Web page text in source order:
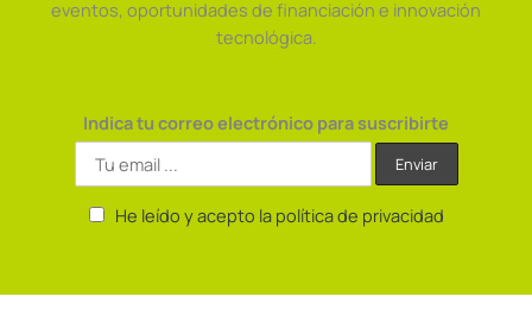
eventos, oportunidades de financiación e innovación
tecnológica.
Indica tu correo electrónico para suscribirte
He leído y acepto la política de privacidad